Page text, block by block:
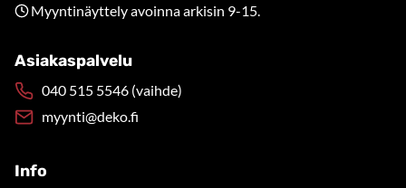
Myyntinäyttely avoinna arkisin 9-15.
Asiakaspalvelu
040 515 5546 (vaihde)
myynti@deko.fi
Info